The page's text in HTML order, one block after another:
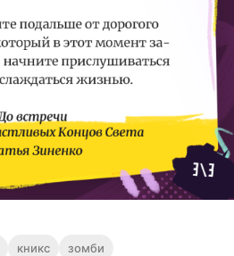
кникс зомби